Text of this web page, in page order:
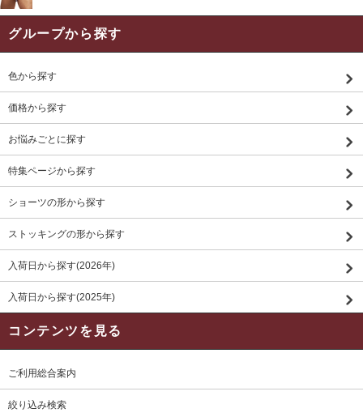
グループから探す
色から探す
価格から探す
お悩みごとに探す
特集ページから探す
ショーツの形から探す
ストッキングの形から探す
入荷日から探す(2026年)
入荷日から探す(2025年)
コンテンツを見る
ご利用総合案内
絞り込み検索